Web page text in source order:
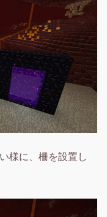
様に、柵を設置し